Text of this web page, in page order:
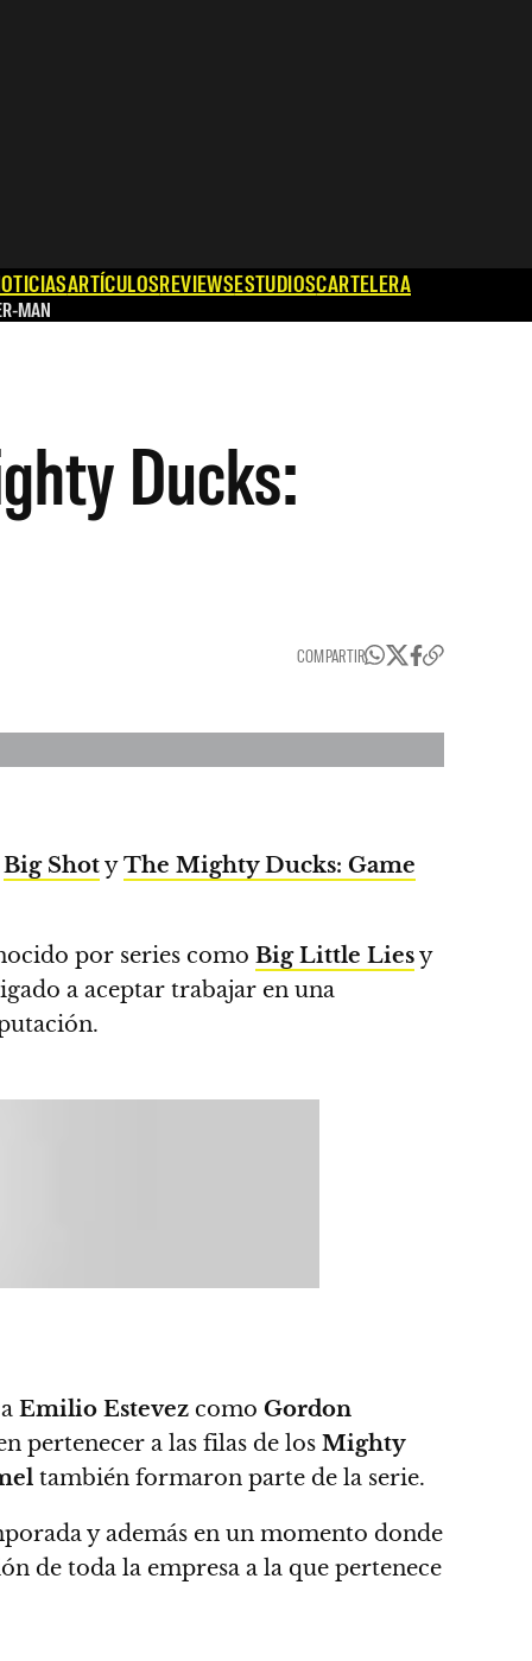
ARTÍCULOSREVIEWSESTUDIOSCARTELERA
MAN
Ducks:
COMPARTIR
Big ShotyThe Mighty Ducks: Game
por series como Big Little Liesy
a aceptar trabajar en una
Emilio Estevez como Gordon
pertenecer a las filas de los Mighty
también formaron parte de la serie.
y además en un momento donde
de toda la empresa a la que pertenece